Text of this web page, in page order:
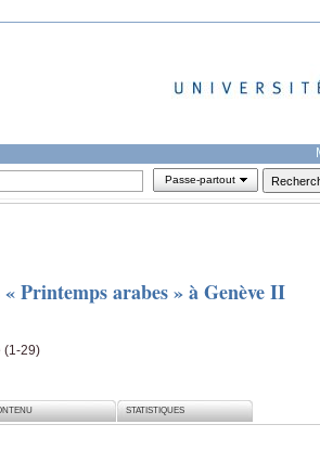
Passe-partout
Printemps arabes » à Genève II
(1-29)
STATISTIQUES